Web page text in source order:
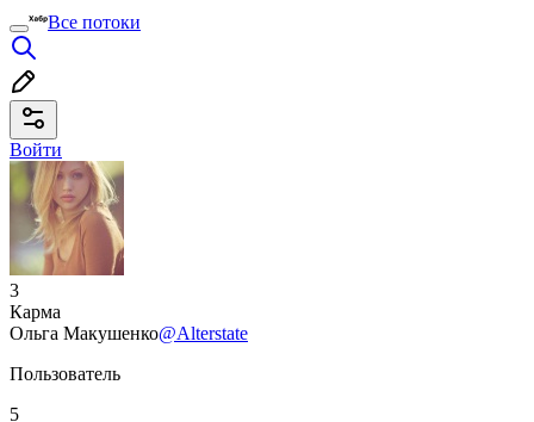
Все потоки
Войти
3
Карма
Ольга Макушенко@Alterstate
Пользователь
5